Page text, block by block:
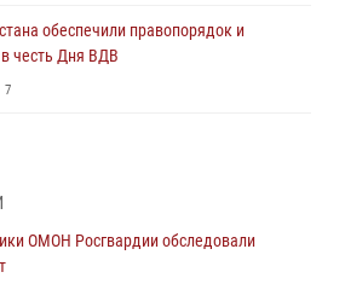
обеспечили правопорядок и
честь Дня ВДВ
7
8
провели волейбольный турнир на
ОМОН Росгвардии обследовали